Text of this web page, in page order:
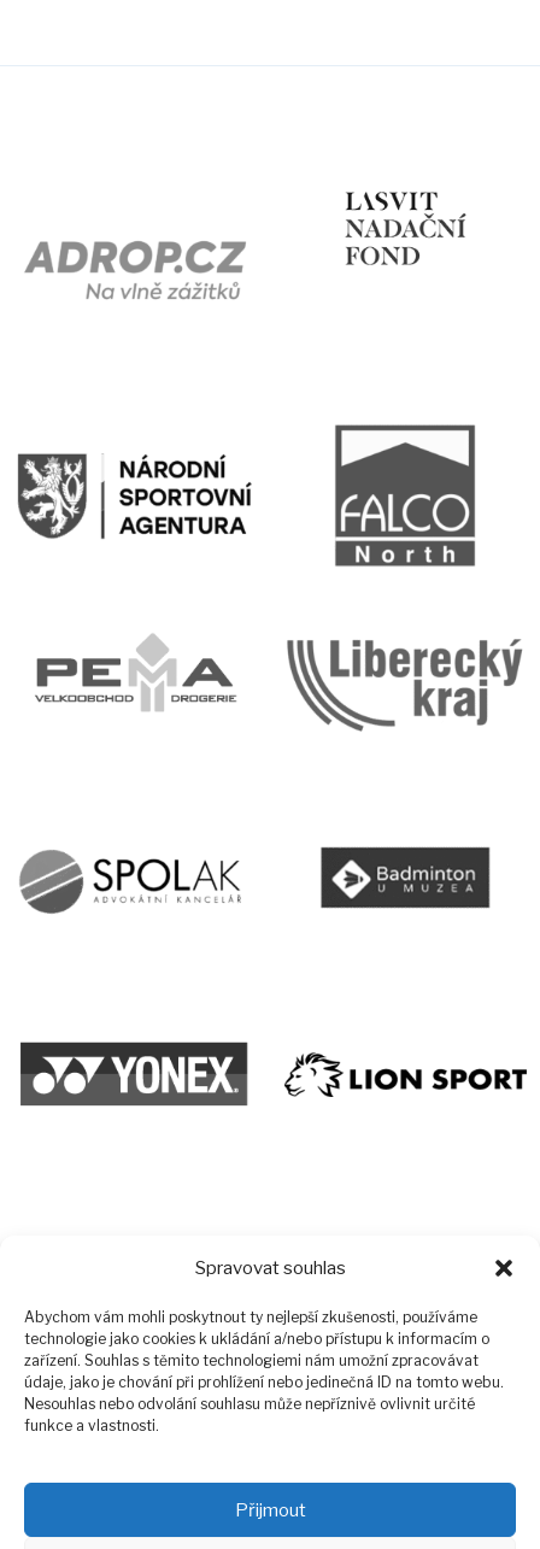
Spravovat souhlas
Abychom vám mohli poskytnout ty nejlepší zkušenosti, používáme
technologie jako cookies k ukládání a/nebo přístupu k informacím o
zařízení. Souhlas s těmito technologiemi nám umožní zpracovávat
údaje, jako je chování při prohlížení nebo jedinečná ID na tomto webu.
Nesouhlas nebo odvolání souhlasu může nepříznivě ovlivnit určité
funkce a vlastnosti.
Přijmout
FacebookInstagramE-mail EOS